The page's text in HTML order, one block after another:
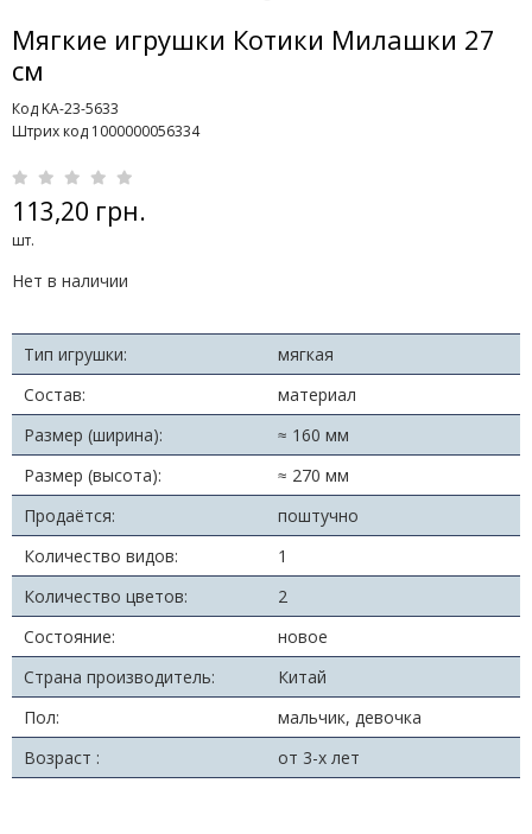
Мягкие игрушки Котики Милашки 27
см
Код KA-23-5633
Штрих код 1000000056334
113,20 грн.
шт.
Нет в наличии
Тип игрушки:
мягкая
Состав:
материал
Размер (ширина):
≈ 160 мм
Размер (высота):
≈ 270 мм
Продаётся:
поштучно
Количество видов:
1
Количество цветов:
2
Состояние:
новое
Страна производитель:
Китай
Пол:
мальчик, девочка
Возраст :
от 3-х лет